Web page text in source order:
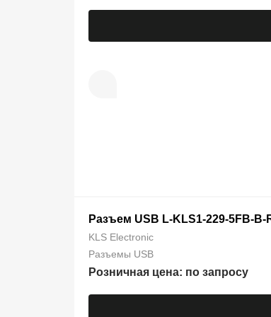
Разъем USB L-KLS1-229-5FB-B-
KLS Electronic
Разъемы USB
Розничная цена: по запросу